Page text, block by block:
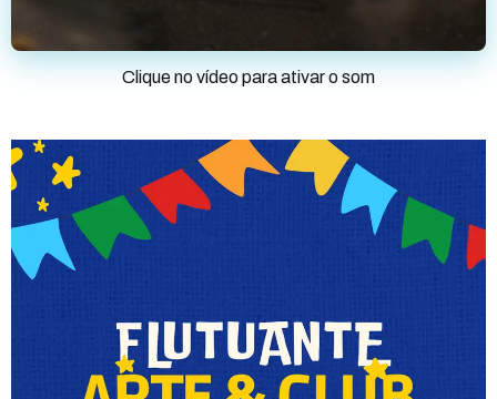
Clique no vídeo para ativar o som